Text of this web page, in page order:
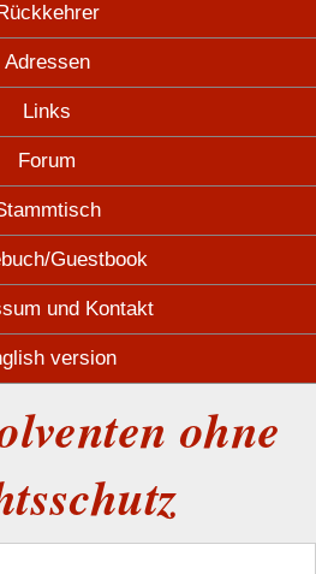
Adressen
Links
Forum
Guestbook
und Kontakt
version
ohne